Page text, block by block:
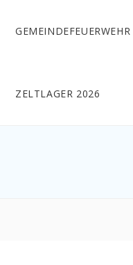
GEMEINDEFEUERWEHR
ZELTLAGER 2026